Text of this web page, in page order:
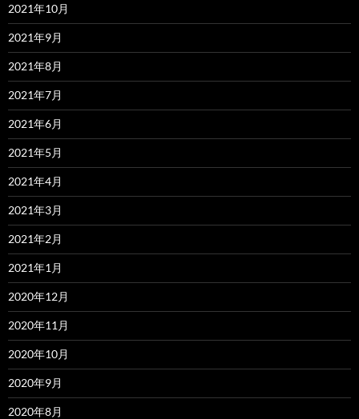
2021年10月
2021年9月
2021年8月
2021年7月
2021年6月
2021年5月
2021年4月
2021年3月
2021年2月
2021年1月
2020年12月
2020年11月
2020年10月
2020年9月
2020年8月